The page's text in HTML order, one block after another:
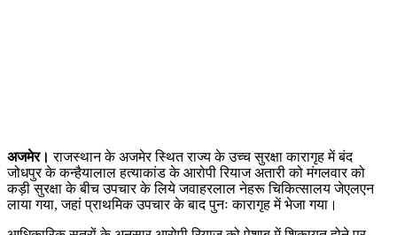
अजमेर। राजस्थान के अजमेर स्थित राज्य के उच्च सुरक्षा कारागृह में बंद
जोधपुर के कन्हैयालाल हत्याकांड के आरोपी रियाज अतारी को मंगलवार को
कड़ी सुरक्षा के बीच उपचार के लिये जवाहरलाल नेहरू चिकित्सालय जेएलएन
लाया गया, जहां प्राथमिक उपचार के बाद पुनः कारागृह में भेजा गया।